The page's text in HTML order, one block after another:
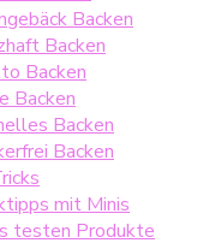
Backen
Backen
Backen
Backen
Backen
Backen
mit Minis
testen Produkte